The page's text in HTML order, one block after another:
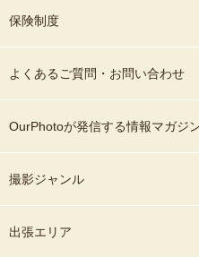
保険制度
よくあるご質問・お問い合わせ
OurPhotoが発信する情報マガジ
撮影ジャンル
出張エリア